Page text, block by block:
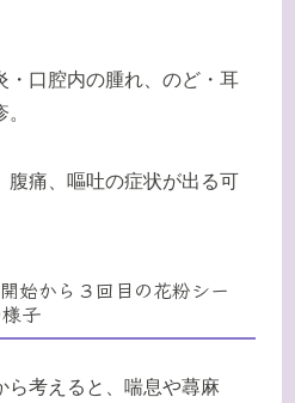
・口腔内の腫れ、のど・耳
腹痛、嘔吐の症状が出る可
始から３回目の花粉シー
子
ら考えると、喘息や蕁麻